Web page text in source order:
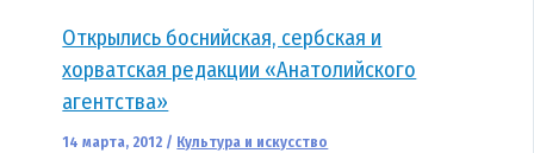
Открылись боснийская, сербская и
хорватская редакции «Анатолийского
агентства»
14 марта, 2012 / Культура и искусство